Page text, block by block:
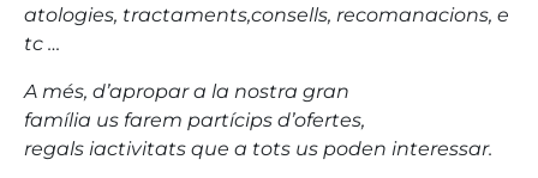
atologies, tractaments,consells, recomanacions, e
tc …
A més, d’apropar a la nostra gran
família us farem partícips d’ofertes,
regals iactivitats que a tots us poden interessar.